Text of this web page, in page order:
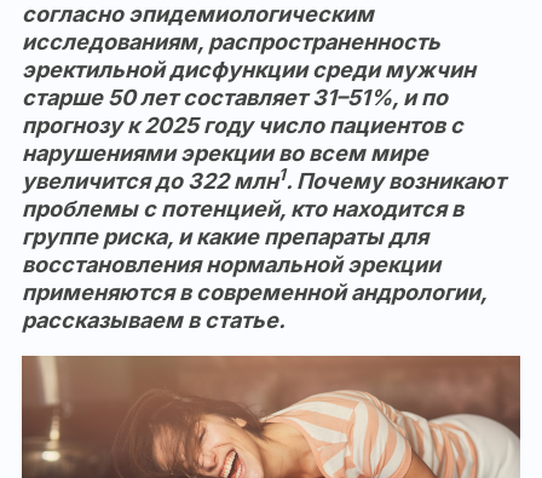
согласно эпидемиологическим
исследованиям, распространенность
эректильной дисфункции среди мужчин
старше 50 лет составляет 31–51%, и по
прогнозу к 2025 году число пациентов с
нарушениями эрекции во всем мире
увеличится до 322 млн1. Почему возникают
проблемы с потенцией, кто находится в
группе риска, и какие препараты для
восстановления нормальной эрекции
применяются в современной андрологии,
рассказываем в статье.